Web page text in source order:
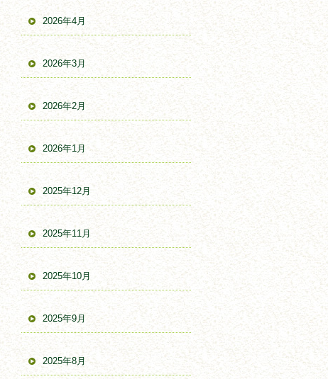
2026年4月
2026年3月
2026年2月
2026年1月
2025年12月
2025年11月
2025年10月
2025年9月
2025年8月